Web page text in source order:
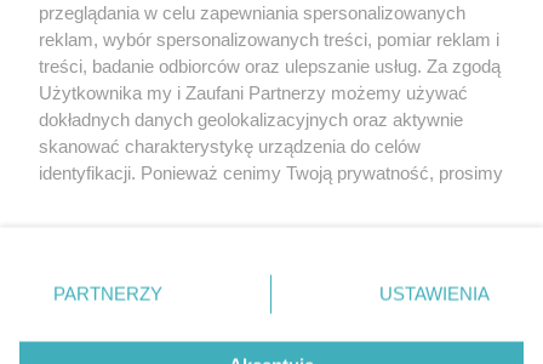
W rodzinnym kręgu dziadkowie i babcie to
osoby szczególnie nam bliskie. Pełni
spokoju, cierpliwości oraz...
Copyright © 2022 Kurier Szczeciński sp. z o.o.
Wszelkie prawa zastrzeżone
Nota wydawnicza Nota prawna
przeglądania w celu zapewniania spersonalizowanych
reklam, wybór spersonalizowanych treści, pomiar reklam i
treści, badanie odbiorców oraz ulepszanie usług. Za zgodą
Użytkownika my i Zaufani Partnerzy możemy używać
dokładnych danych geolokalizacyjnych oraz aktywnie
skanować charakterystykę urządzenia do celów
identyfikacji. Ponieważ cenimy Twoją prywatność, prosimy
prywatności znajdujący się w lewym dolnym rogu strony
. Niektóre rodzaje przetwarzania danych nie wymagają
takiemu przetwarzaniu. Preferencje będą miały
PARTNERZY USTAWIENIA